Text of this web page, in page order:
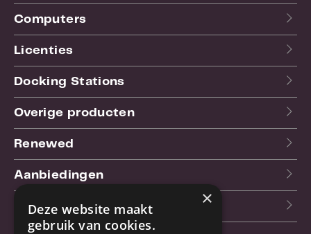
Computers
Licenties
Docking Stations
Overige producten
Renewed
Aanbiedingen
Blog ×
Deze website maakt
gebruik van cookies.